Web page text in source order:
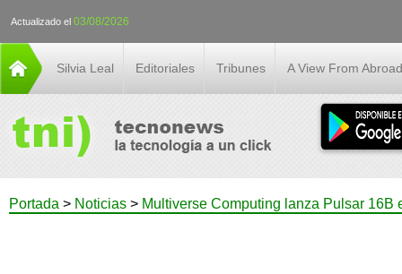
Actualizado el 03/08/2026
Silvia Leal Editoriales Tribunes A View From Abroad
Portada > Noticias > Multiverse Computing lanza Pulsar 16B